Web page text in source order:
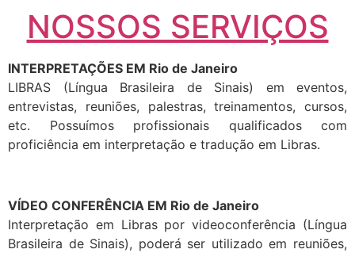
NOSSOS SERVIÇOS
INTERPRETAÇÕES EM Rio de Janeiro
LIBRAS (Língua Brasileira de Sinais) em eventos,
entrevistas, reuniões, palestras, treinamentos, cursos,
etc. Possuímos profissionais qualificados com
proficiência em interpretação e tradução em Libras.
VÍDEO CONFERÊNCIA EM Rio de Janeiro
Interpretação em Libras por videoconferência (Língua
Brasileira de Sinais), poderá ser utilizado em reuniões,